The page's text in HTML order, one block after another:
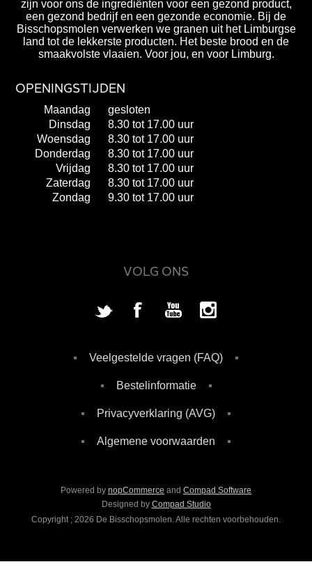
zijn voor ons de ingrediënten voor een gezond product,
een gezond bedrijf en een gezonde economie. Bij de
Bisschopsmolen verwerken we granen uit het Limburgse
land tot de lekkerste producten. Het beste brood en de
smaakvolste vlaaien. Voor jou, en voor Limburg.
OPENINGSTIJDEN
Maandag
gesloten
Dinsdag
8.30 tot 17.00 uur
Woensdag
8.30 tot 17.00 uur
Donderdag
8.30 tot 17.00 uur
Vrijdag
8.30 tot 17.00 uur
Zaterdag
8.30 tot 17.00 uur
Zondag
9.30 tot 17.00 uur
VOLG ONS
Veelgestelde vragen (FAQ)
Bestelinformatie
Privacyverklaring (AVG)
Algemene voorwaarden
Powered by nopCommerce and Compad Software
Designed by Compad Studio
Copyright ; 2026 De Bisschopsmolen. Alle rechten voorbehouden.